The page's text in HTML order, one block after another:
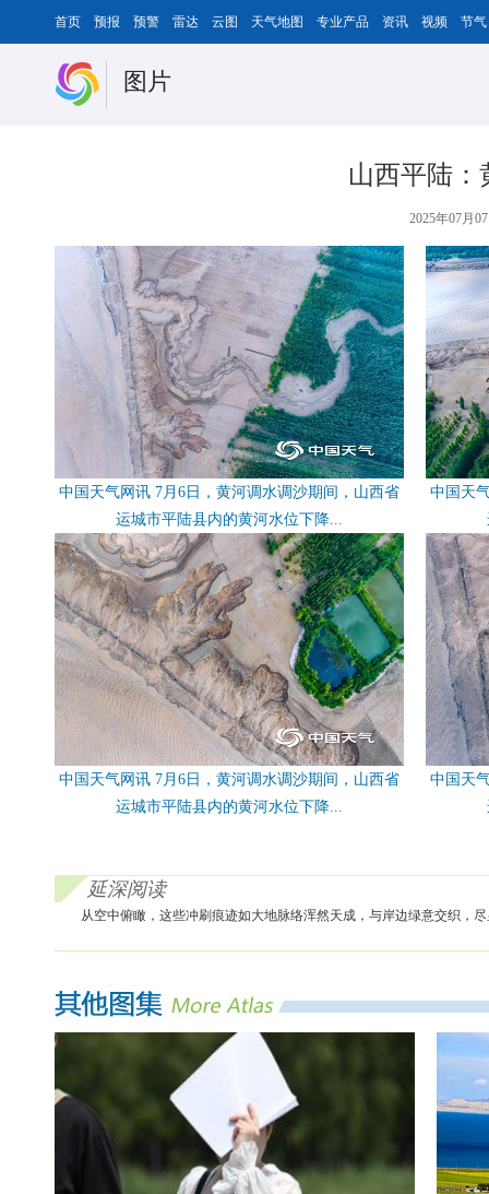
首页 预报 预警 雷达 云图 天气地图 专业产品 资讯 视频 节气
图片
山西平陆：
2025年07月
中国天气网讯 7月6日，黄河调水调沙期间，山西省
运城市平陆县内的黄河水位下降...
中国天
中国天气网讯 7月6日，黄河调水调沙期间，山西省
运城市平陆县内的黄河水位下降...
中国天
延深阅读
从空中俯瞰，这些冲刷痕迹如大地脉络浑然天成，与岸边绿意交织，